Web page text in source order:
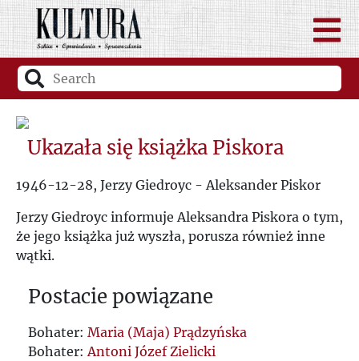
Ukazała się książka Piskora
1946-12-28, Jerzy Giedroyc - Aleksander Piskor
Jerzy Giedroyc informuje Aleksandra Piskora o tym,
że jego książka już wyszła, porusza również inne
wątki.
Postacie powiązane
Bohater: Maria (Maja) Prądzyńska
Bohater: Antoni Józef Zielicki